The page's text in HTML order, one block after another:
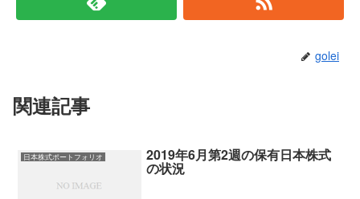
golei
関連記事
日本株式ポートフォリオ 2019年6月第2週の保有日本株式
の状況